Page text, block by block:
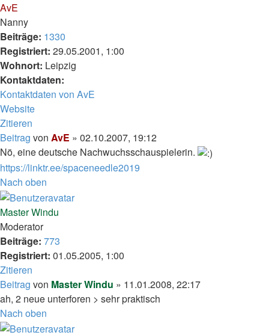
AvE
Nanny
Beiträge: 1330
Registriert: 29.05.2001, 1:00
Wohnort: Leipzig
Kontaktdaten:
Kontaktdaten von AvE
Website
Zitieren
Beitrag von AvE » 02.10.2007, 19:12
Nö, eine deutsche Nachwuchsschauspielerin.
https://linktr.ee/spaceneedle2019
Nach oben
Master Windu
Moderator
Beiträge: 773
Registriert: 01.05.2005, 1:00
Zitieren
Beitrag von Master Windu » 11.01.2008, 22:17
ah, 2 neue unterforen > sehr praktisch
Nach oben